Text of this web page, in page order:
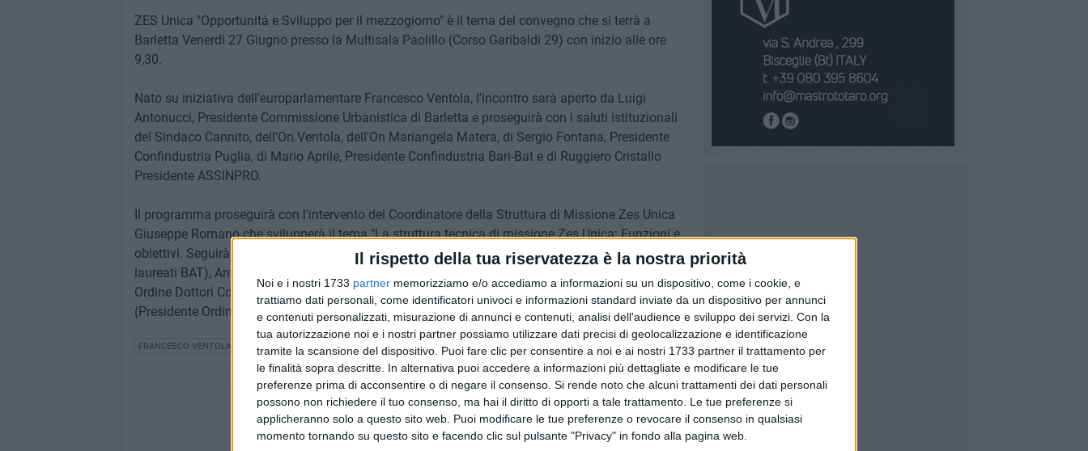
Il rispetto della tua riservatezza è la nostra priorità
Noi e i nostri 1733 partner memorizziamo e/o accediamo a informazioni su un dispositivo, come i cookie, e
trattiamo dati personali, come identificatori univoci e informazioni standard inviate da un dispositivo per annunci
e contenuti personalizzati, misurazione di annunci e contenuti, analisi dell'audience e sviluppo dei servizi. Con la
tua autorizzazione noi e i nostri partner possiamo utilizzare dati precisi di geolocalizzazione e identificazione
tramite la scansione del dispositivo. Puoi fare clic per consentire a noi e ai nostri 1733 partner il trattamento per
le finalità sopra descritte. In alternativa puoi accedere a informazioni più dettagliate e modificare le tue
preferenze prima di acconsentire o di negare il consenso. Si rende noto che alcuni trattamenti dei dati personali
possono non richiedere il tuo consenso, ma hai il diritto di opporti a tale trattamento. Le tue preferenze si
applicheranno solo a questo sito web. Puoi modificare le tue preferenze o revocare il consenso in qualsiasi
momento tornando su questo sito e facendo clic sul pulsante "Privacy" in fondo alla pagina web.
ZES Unica "Opportunità e Sviluppo per il mezzogiorno" è il tema del convegno che si terrà a
Barletta Venerdì 27 Giugno presso la Multisala Paolillo (Corso Garibaldi 29) con inizio alle ore
9,30.
Nato su iniziativa dell'europarlamentare Francesco Ventola, l'incontro sarà aperto da Luigi
Antonucci, Presidente Commissione Urbanistica di Barletta e proseguirà con i saluti istituzionali
del Sindaco Cannito, dell'On.Ventola, dell'On Mariangela Matera, di Sergio Fontana, Presidente
Confindustria Puglia, di Mario Aprile, Presidente Confindustria Bari-Bat e di Ruggiero Cristallo
Presidente ASSINPRO.
Il programma proseguirà con l'intervento del Coordinatore della Struttura di Missione Zes Unica
Giuseppe Romano che svilupperà il tema "La struttura tecnica di missione Zes Unica: Funzioni e
obiettivi. Seguirà una tavola rotonda con Saverio Binetti (Presidente Collegio Geometri e Geometri
laureati BAT), Antonella Cascella (Presidente Ordine Ingegneri BAT), Alberto Muciaccia (Presidente
Ordine Dottori Commercialisti ed esperti contabili Trani) e Andrea Roselli
(Presidente Ordine Architetti pianificatori paesaggisti e conservatori BAT).
FRANCESCO VENTOLA